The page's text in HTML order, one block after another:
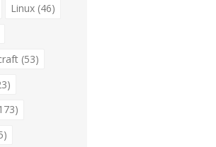
Linux (46)
(53)